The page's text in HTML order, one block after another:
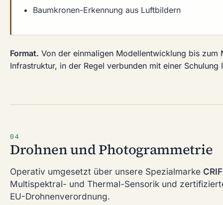
Baumkronen-Erkennung aus Luftbildern
Format. Von der einmaligen Modellentwicklung bis zum
Infrastruktur, in der Regel verbunden mit einer Schulung
04
Drohnen und Photogrammetrie
Operativ umgesetzt über unsere Spezialmarke
Multispektral- und Thermal-Sensorik und
EU-Drohnenverordnung.